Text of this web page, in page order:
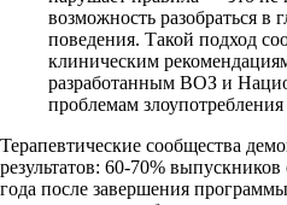
возможность разобраться в
поведения. Такой подход
клиническим
разработанным ВОЗ и
проблемам
Терапевтические сообщества
результатов: 60-70%
года после завершения